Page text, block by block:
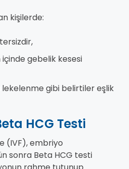
kişilerde:
gebelik kesesi
lekelenme gibi belirtiler eşlik
HCG Testi
(IVF), embriyo
sonra Beta HCG testi